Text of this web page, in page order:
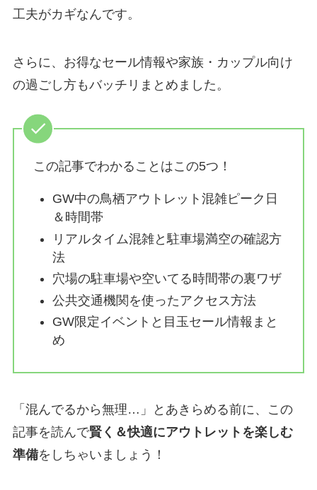
工夫がカギなんです。
さらに、お得なセール情報や家族・カップル向け
の過ごし方もバッチリまとめました。
この記事でわかることはこの5つ！
GW中の鳥栖アウトレット混雑ピーク日
＆時間帯
リアルタイム混雑と駐車場満空の確認方
法
穴場の駐車場や空いてる時間帯の裏ワザ
公共交通機関を使ったアクセス方法
GW限定イベントと目玉セール情報まと
め
「混んでるから無理…」とあきらめる前に、この
記事を読んで賢く＆快適にアウトレットを楽しむ
準備をしちゃいましょう！